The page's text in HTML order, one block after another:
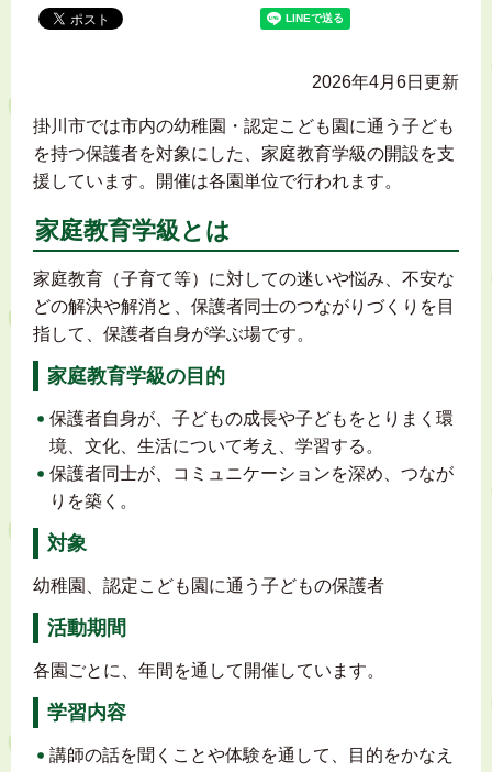
2026年4月6日更新
掛川市では市内の幼稚園・認定こども園に通う子ども
を持つ保護者を対象にした、家庭教育学級の開設を支
援しています。開催は各園単位で行われます。
家庭教育学級とは
家庭教育（子育て等）に対しての迷いや悩み、不安な
どの解決や解消と、保護者同士のつながりづくりを目
指して、保護者自身が学ぶ場です。
家庭教育学級の目的
保護者自身が、子どもの成長や子どもをとりまく環
境、文化、生活について考え、学習する。
保護者同士が、コミュニケーションを深め、つなが
りを築く。
対象
幼稚園、認定こども園に通う子どもの保護者
活動期間
各園ごとに、年間を通して開催しています。
学習内容
講師の話を聞くことや体験を通して、目的をかなえ